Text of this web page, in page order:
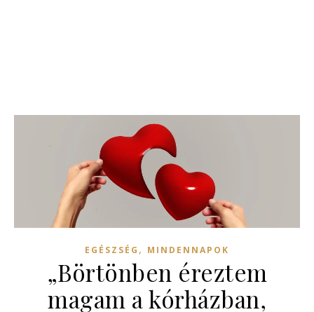
EGÉSZSÉG , MINDENNAPOK
„Börtönben éreztem
magam a kórházban,